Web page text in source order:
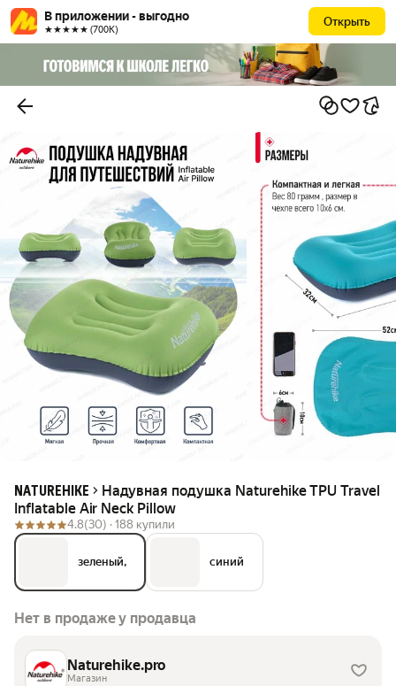
В приложении - выгодно
★★★★★ (700К)
Открыть
NATUREHIKE
Надувная подушка Naturehike TPU Travel
Inflatable Air Neck Pillow
4.8(30) · 188 купили
зеленый, синий
Нет в продаже у продавца
Naturehike.pro
Магазин